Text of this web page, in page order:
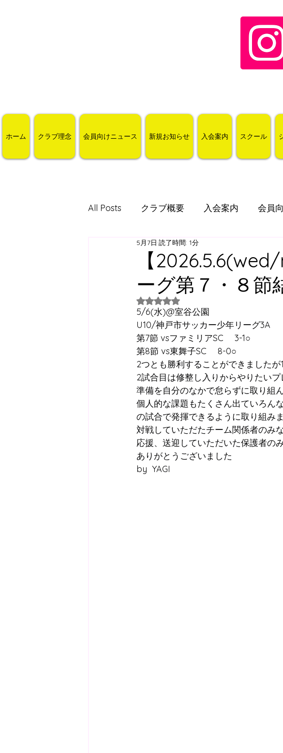
ホーム クラブ理念 会員向けニュース 新規お知らせ 入会案内 スクール
All Posts クラブ概要 入会案内 会員
ジュニアユース ジュニア
西神スクール すずらんスクール 舞
日曜スクール アジリティスクール
西神方面スクールバス すずらん方面ス
【
ーグ第７・８節
5月7日 読了時間: 1分
5つ星のうちNaNと評価されています。
5/6(水)@室谷公園
U10/神戸市サッカー少年リーグ3A
第7節 vsファミリアSC 　3-1○
第8節 vs東舞子SC　 8-0○
2つとも勝利することができましたが
2試合目は修整し入りからやりたい
準備を自分のなかで怠らずに取り組
個人的な課題もたくさん出ていろん
の試合で発揮できるように取り組みま
対戦していただたチーム関係者のみ
応援、送迎していただいた保護者の
ありがとうございました
by  YAGI